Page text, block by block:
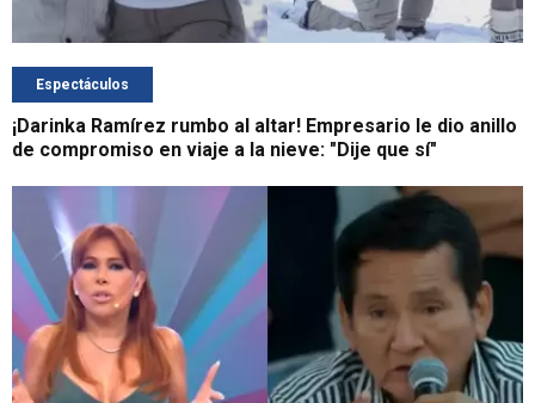
Espectáculos
¡Darinka Ramírez rumbo al altar! Empresario le dio anillo
de compromiso en viaje a la nieve: "Dije que sí"